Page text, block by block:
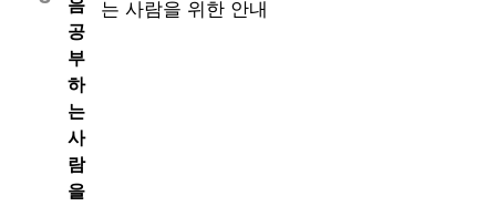
음
공
부
하
는
사
람
을